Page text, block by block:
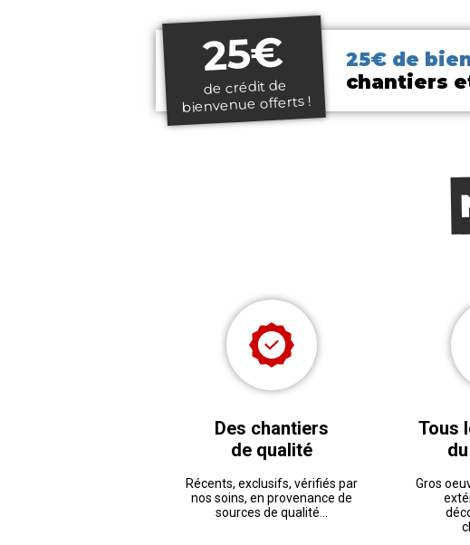
25€
de crédit de
bienvenue offerts !
25€ de
chantiers
Des chantiers
de qualité
Récents, exclusifs, vérifiés par
nos soins, en provenance de
sources de qualité...
Tous
Gros